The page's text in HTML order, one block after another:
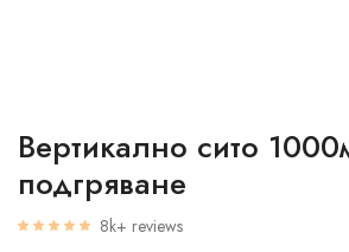
Вертикално сито
подгряване
8k+ reviews